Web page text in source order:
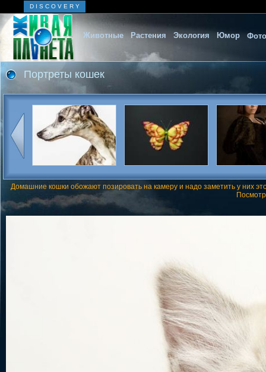
D I S C O V E R Y
Животные Растения Экология Юмор
Портреты кошек
Домашние кошки обожают позировать на камеру и надо заметить у них